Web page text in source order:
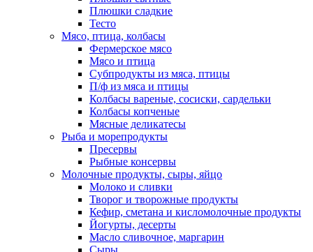
Плюшки сладкие
Тесто
Мясо, птица, колбасы
Фермерское мясо
Мясо и птица
Субпродукты из мяса, птицы
П/ф из мяса и птицы
Колбасы вареные, сосиски, сардельки
Колбасы копченые
Мясные деликатесы
Рыба и морепродукты
Пресервы
Рыбные консервы
Молочные продукты, сыры, яйцо
Молоко и сливки
Творог и творожные продукты
Кефир, сметана и кисломолочные продукты
Йогурты, десерты
Масло сливочное, маргарин
Сыры